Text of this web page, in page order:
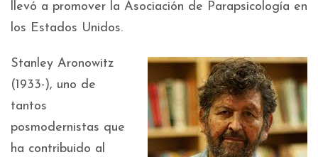
llevó a promover la Asociación de Parapsicología en
los Estados Unidos.
Stanley Aronowitz
(1933-), uno de
tantos
posmodernistas que
ha contribuido al